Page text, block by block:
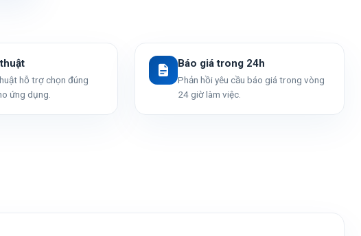
hỗ trợ chọn đúng
ứng dụng.
Báo giá trong 24h
Phản hồi yêu cầu báo giá trong vòng
24 giờ làm việc.